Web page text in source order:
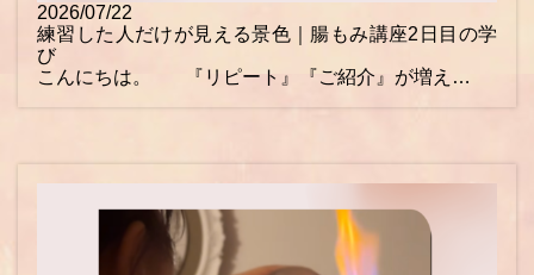
2026/07/22
練習した人だけが見える景色｜腸もみ講座2日目の学
び
こんにちは。 『リピート』『ご紹介』が増え…